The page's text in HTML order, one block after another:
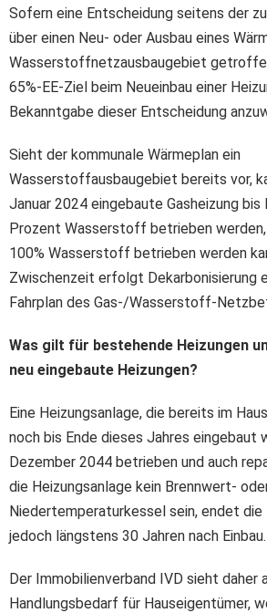
Sofern eine Entscheidung seitens der
über einen Neu- oder Ausbau eines
Wasserstoffnetzausbaugebiet
65%-EE-Ziel beim Neueinbau einer
Bekanntgabe dieser Entscheidung
Sieht der kommunale Wärmeplan ein
Wasserstoffausbaugebiet bereits vor,
Januar 2024 eingebaute Gasheizung
Prozent Wasserstoff betrieben
100% Wasserstoff betrieben werden
Zwischenzeit erfolgt Dekarbonisierung
Fahrplan des Gas-/Wasserstoff-
Was gilt für bestehende Heizungen
neu eingebaute Heizungen?
Eine Heizungsanlage, die bereits im
noch bis Ende dieses Jahres eingebaut
Dezember 2044 betrieben und auch
die Heizungsanlage kein Brennwert-
Niedertemperaturkessel sein, endet die
jedoch längstens 30 Jahren nach Einbau.
Der Immobilienverband IVD sieht daher
Handlungsbedarf für Hauseigentümer,